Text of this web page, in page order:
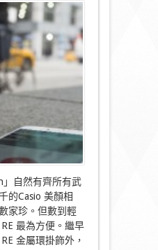
」自然有齊所有武
的Casio 美顏相
家珍。但數到輕
最為方便。繼早
金屬環掛飾外，